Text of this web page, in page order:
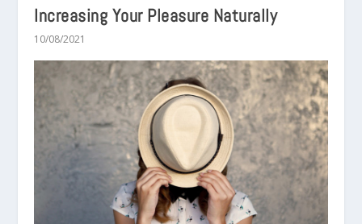
Increasing Your Pleasure Naturally
10/08/2021